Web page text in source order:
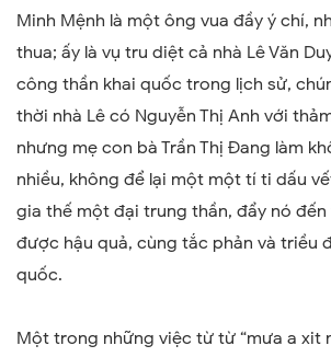
Minh Mệnh là một ông vua đầy ý chí,
thua; ấy là vụ tru diệt cả nhà Lê Văn
công thần khai quốc trong lịch sử,
thời nhà Lê có Nguyễn Thị Anh với
nhưng mẹ con bà Trần Thị Đang làm
nhiều, không để lại một một tí ti dấu
gia thế một đại trung thần, đẩy nó
được hậu quả, cùng tắc phản và triều
quốc.
Một trong những việc từ từ “mưa a xit